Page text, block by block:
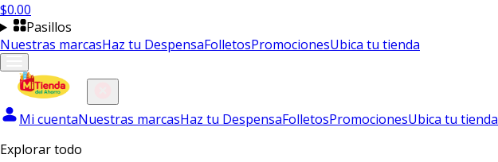
$0.00
Pasillos
Nuestras marcasHaz tu DespensaFolletosPromocionesUbica tu tienda
Mi cuentaNuestras marcasHaz tu DespensaFolletosPromocionesUbica tu tienda
Explorar todo